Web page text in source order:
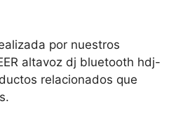
por nuestros
altavoz dj bluetooth hdj-
relacionados que